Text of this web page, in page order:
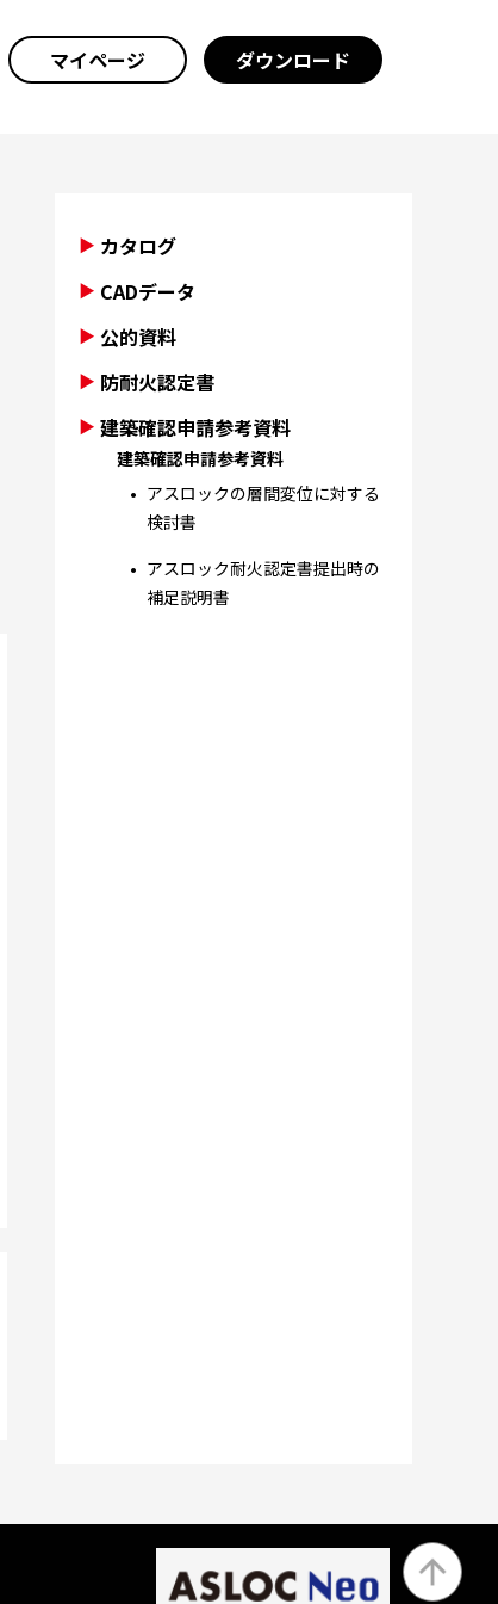
マイページ ダウンロード
カタログ
CADデータ
公的資料
防耐火認定書
建築確認申請参考資料
建築確認申請参考資料
アスロックの層間変位に対する
検討書
アスロック耐火認定書提出時の
補足説明書